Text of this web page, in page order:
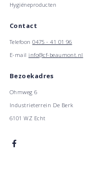
Hygiëneproducten
Contact
Telefoon0475 - 41 01 96
E-mail info@cf-beaumont.nl
Bezoekadres
Ohmweg 6
Industrieterrein De Berk
6101 WZ Echt